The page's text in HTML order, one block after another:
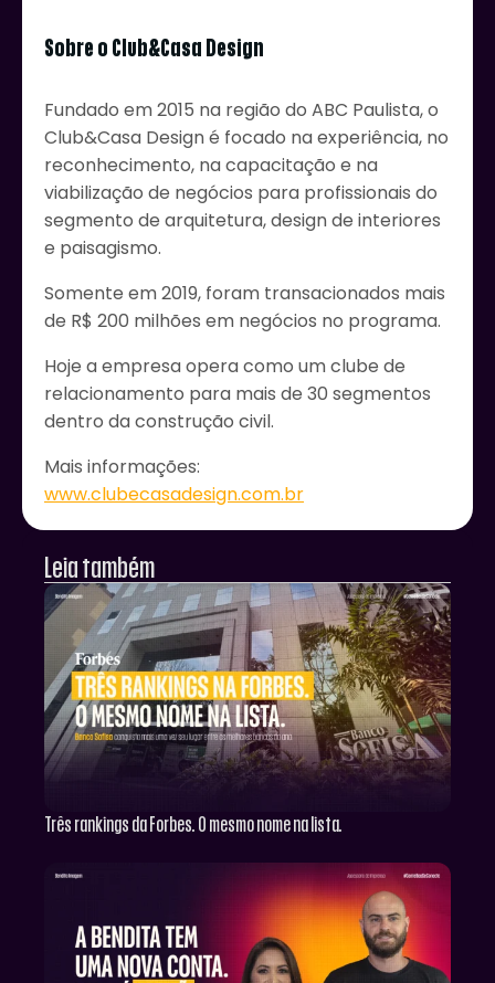
Sobre o Club&Casa Design
Fundado em 2015 na região do ABC Paulista, o
Club&Casa Design é focado na experiência, no
reconhecimento, na capacitação e na
viabilização de negócios para profissionais do
segmento de arquitetura, design de interiores
e paisagismo.
Somente em 2019, foram transacionados mais
de R$ 200 milhões em negócios no programa.
Hoje a empresa opera como um clube de
relacionamento para mais de 30 segmentos
dentro da construção civil.
Mais informações:
www.clubecasadesign.com.br
Leia também
Três rankings da Forbes. O mesmo nome na lista.